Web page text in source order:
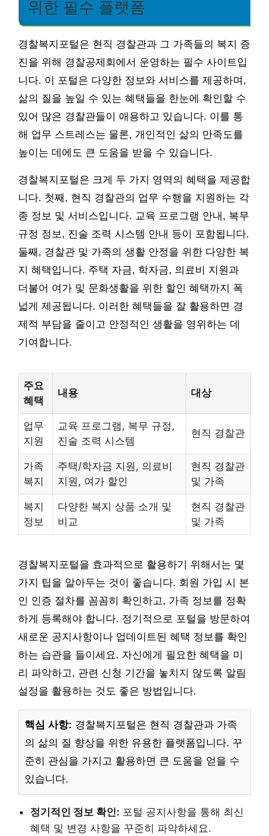
위한 필수 플랫폼
경찰복지포털은 현직 경찰관과 그 가족들의 복지 증
진을 위해 경찰공제회에서 운영하는 필수 사이트입
니다. 이 포털은 다양한 정보와 서비스를 제공하며,
삶의 질을 높일 수 있는 혜택들을 한눈에 확인할 수
있어 많은 경찰관들이 애용하고 있습니다. 이를 통
해 업무 스트레스는 물론, 개인적인 삶의 만족도를
높이는 데에도 큰 도움을 받을 수 있습니다.
경찰복지포털은 크게 두 가지 영역의 혜택을 제공합
니다. 첫째, 현직 경찰관의 업무 수행을 지원하는 각
종 정보 및 서비스입니다. 교육 프로그램 안내, 복무
규정 정보, 진술 조력 시스템 안내 등이 포함됩니다.
둘째, 경찰관 및 가족의 생활 안정을 위한 다양한 복
지 혜택입니다. 주택 자금, 학자금, 의료비 지원과
더불어 여가 및 문화생활을 위한 할인 혜택까지 폭
넓게 제공됩니다. 이러한 혜택들을 잘 활용하면 경
제적 부담을 줄이고 안정적인 생활을 영위하는 데
기여합니다.
주요
혜택
내용 대상
업무
지원
교육 프로그램, 복무 규정,
진술 조력 시스템
현직 경찰관
가족
복지
주택/학자금 지원, 의료비
지원, 여가 할인
현직 경찰관
및 가족
복지
정보
다양한 복지 상품 소개 및
비교
현직 경찰관
및 가족
경찰복지포털을 효과적으로 활용하기 위해서는 몇
가지 팁을 알아두는 것이 좋습니다. 회원 가입 시 본
인 인증 절차를 꼼꼼히 확인하고, 가족 정보를 정확
하게 등록해야 합니다. 정기적으로 포털을 방문하여
새로운 공지사항이나 업데이트된 혜택 정보를 확인
하는 습관을 들이세요. 자신에게 필요한 혜택을 미
리 파악하고, 관련 신청 기간을 놓치지 않도록 알림
설정을 활용하는 것도 좋은 방법입니다.
핵심 사항: 경찰복지포털은 현직 경찰관과 가족
의 삶의 질 향상을 위한 유용한 플랫폼입니다. 꾸
준히 관심을 가지고 활용하면 큰 도움을 얻을 수
있습니다.
정기적인 정보 확인: 포털 공지사항을 통해 최신
혜택 및 변경 사항을 꾸준히 파악하세요.